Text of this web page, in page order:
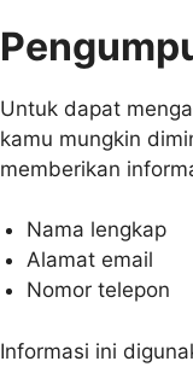
Untuk dapat
kamu mungkin
memberikan
Nama lengkap
Alamat email
Nomor telepon
Informasi ini